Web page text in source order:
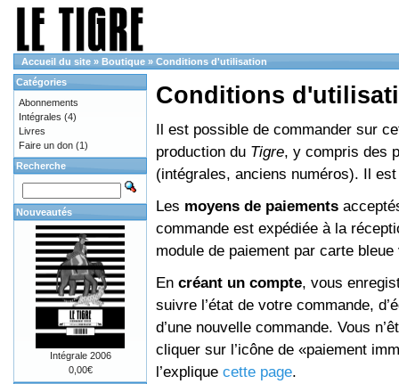
Accueil du site » Boutique » Conditions d'utilisation
Conditions
Il est possible de commander sur
production du Tigre, y compris des
(intégrales, anciens numéros). Il
Les moyens de paiements
commande est expédiée à la
module de paiement par carte
En créant un compte, vous
suivre l’état de votre commande,
d’une nouvelle commande. Vous
cliquer sur l’icône de «paiement
l’explique cette page.
Catégories
Abonnements
Intégrales (4)
Livres
Faire un don (1)
Recherche
Nouveautés
Intégrale 2006
0,00€